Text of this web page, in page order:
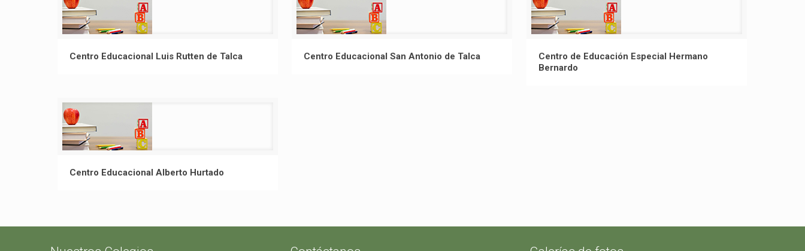
Centro Educacional Luis Rutten de Talca Centro Educacional San Antonio de Talca
Centro de Educación Especial Hermano
Bernardo
Centro Educacional Alberto Hurtado